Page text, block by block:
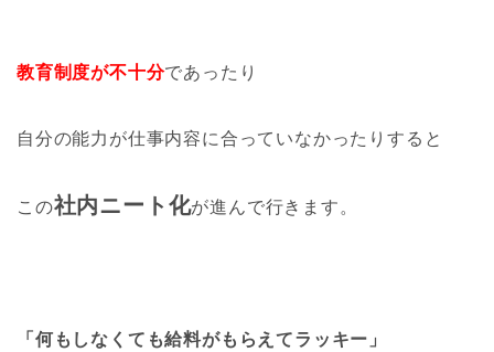
教育制度が不十分であったり
自分の能力が仕事内容に合っていなかったりすると
この社内ニート化が進んで行きます。
「何もしなくても給料がもらえてラッキー」